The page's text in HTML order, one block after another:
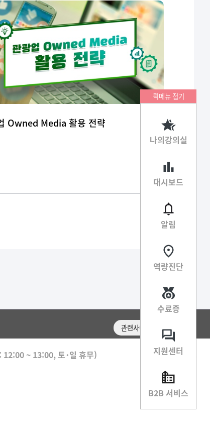
Owned Media 활용 전략
용하기
퀵메뉴 접기
나의강의실
대시보드
알림
역량진단
수료증
지원센터
B2B 서비스
관련사이트 이동
12:00 ~ 13:00, 토･일 휴무)